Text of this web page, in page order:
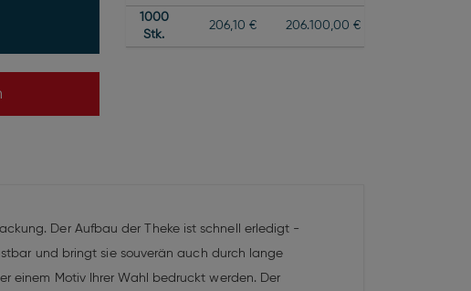
1000
Stk.
206,10 € 206.100,00 €
Der Aufbau der Theke ist schnell erledigt -
und bringt sie souverän auch durch lange
einem Motiv Ihrer Wahl bedruckt werden. Der